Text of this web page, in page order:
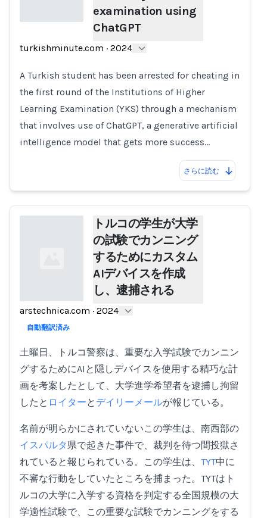
Loading...
examination using
ChatGPT
turkishminute.com · 2024
A Turkish student has been arrested for cheating in
the first round of the Institutions of Higher
Learning Examination (YKS) through a mechanism
that involves use of ChatGPT, a generative artificial
intelligence model that gets more success…
さらに読む
Loading...
トルコの学生が大学
の試験でカンニング
するためにカスタム
AIデバイスを作成
し、逮捕される
arstechnica.com · 2024
自動翻訳済み
土曜日、トルコ警察は、重要な入学試験でカンニン
グするためにAIと隠しデバイスを使用する精巧な計
画を考案したとして、大学進学希望者を逮捕し拘留
したと ロイターと デイリーメールが報じている。
名前が明らかにされていないこの学生は、南西部の
イスパルタ 県で起きた事件で、裁判を待つ間投獄さ
れていると報じられている。この学生は、 TYT中に
不審な行動をしていたところを捕まった。TYTはト
ルコの大学に入学する資格を判定する全国規模の大
学適性試験で、この重要な試験でカンニングをする